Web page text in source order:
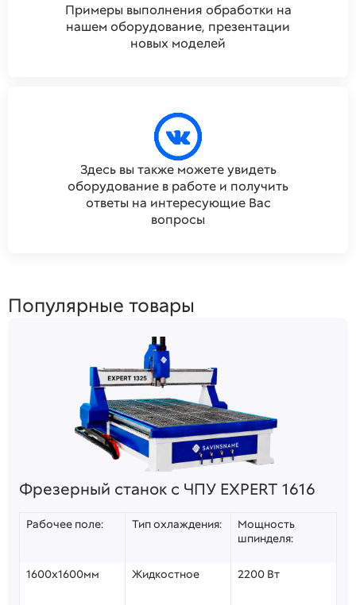
Примеры выполнения обработки на
нашем оборудование, презентации
новых моделей
Здесь вы также можете увидеть
оборудование в работе и получить
ответы на интересующие Вас
вопросы
Популярные товары
Фрезерный станок с ЧПУ EXPERT 1616
Рабочее поле:
1600х1600мм
Тип охлаждения:
Жидкостное
Мощность
шпинделя:
2200 Вт